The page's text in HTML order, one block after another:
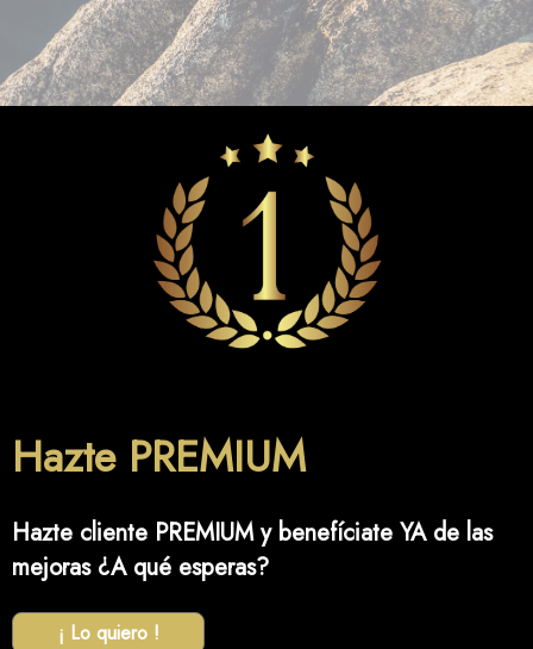
Hazte PREMIUM
Hazte cliente PREMIUM y benefíciate YA de las
mejoras ¿A qué esperas?
¡ Lo quiero !